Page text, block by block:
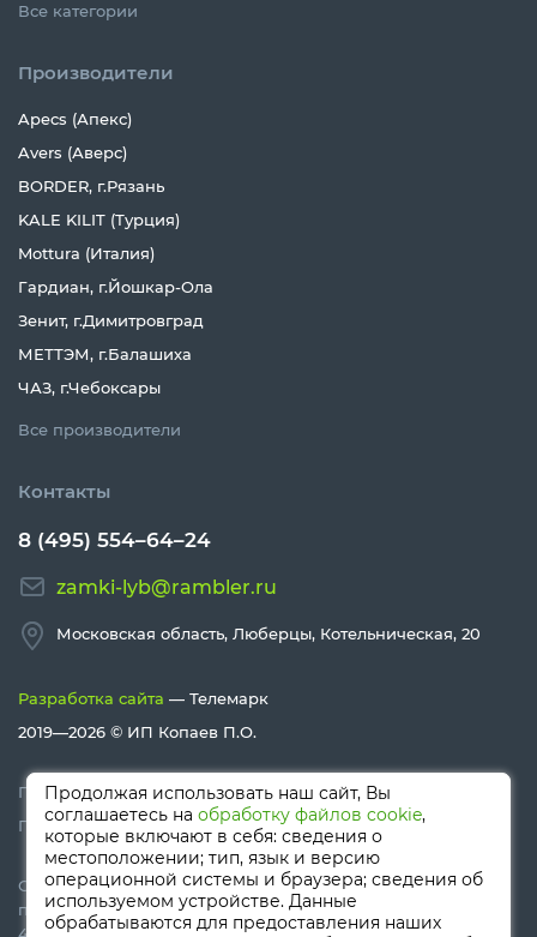
Все категории
Производители
Apecs (Апекс)
Avers (Аверс)
BORDER, г.Рязань
KALE KILIT (Турция)
Mottura (Италия)
Гардиан, г.Йошкар-Ола
Зенит, г.Димитровград
МЕТТЭМ, г.Балашиха
ЧАЗ, г.Чебоксары
Все производители
Контакты
8 (495) 554–64–24
zamki-lyb@rambler.ru
Московская область, Люберцы, Котельническая, 20
Разработка сайта — Телемарк
2019—2026 © ИП Копаев П.О.
Политика конфиденциальности
Политика Cookies
Сайт носит информационный характер и не является
публичной офертой, определяемой положениями Статьи
Продолжая использовать наш сайт, Вы
соглашаетесь наобработку файлов cookie,
которые включают в себя: сведения о
местоположении; тип, язык и версию
операционной системы и браузера; сведения об
используемом устройстве. Данные
обрабатываются для предоставления наших